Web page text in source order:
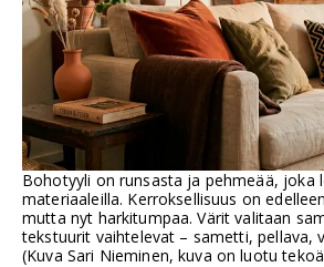
Bohotyyli on runsasta ja pehmeää, joka
materiaaleilla. Kerroksellisuus on
mutta nyt harkitumpaa. Värit valitaan
tekstuurit vaihtelevat – sametti, pellava,
(Kuva Sari Nieminen, kuva on luotu